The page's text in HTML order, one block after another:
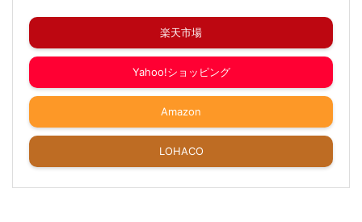
楽天市場
Yahoo!ショッピング
Amazon
LOHACO